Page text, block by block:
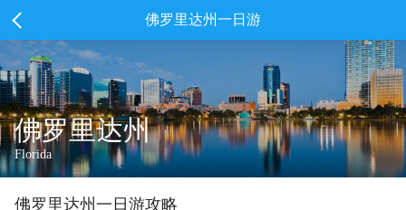
佛罗里达州一日游
佛罗里达州
Florida
佛罗里达州 一 日游攻略